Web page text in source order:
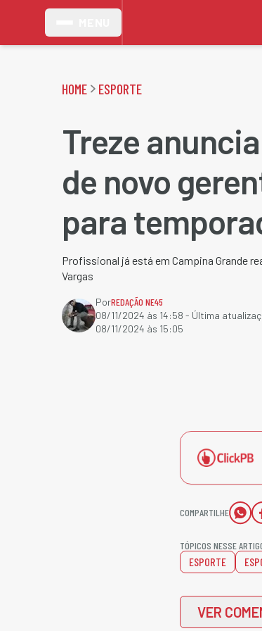
HOME ESPORTE
Treze
de novo
para
Profissional já está em Campina Grande
Vargas
PorREDAÇÃO NE45
08/11/2024 às 14:58 - Última
08/11/2024 às 15:05
COMPARTILHE
TÓPICOS NESSE
ESPORTE
VER